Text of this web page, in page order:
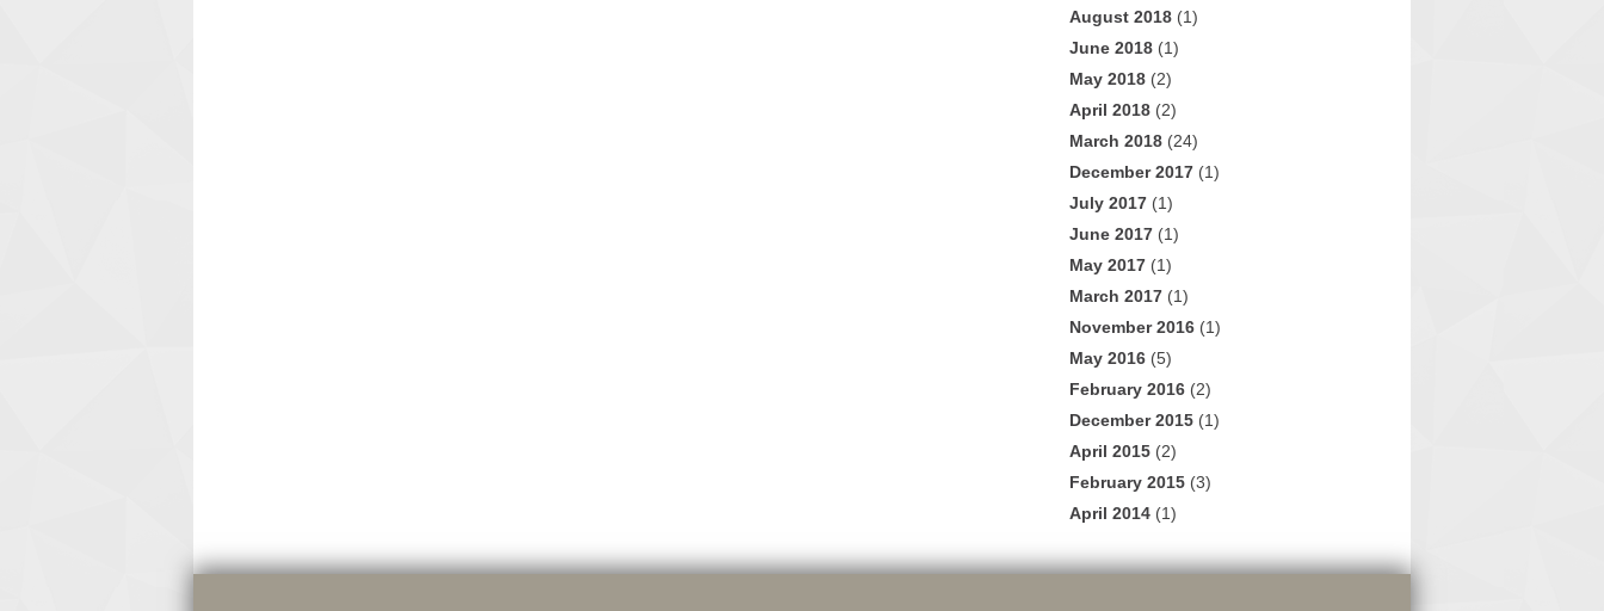
August 2018 (1)
June 2018 (1)
May 2018 (2)
April 2018 (2)
March 2018 (24)
December 2017 (1)
July 2017 (1)
June 2017 (1)
May 2017 (1)
March 2017 (1)
November 2016 (1)
May 2016 (5)
February 2016 (2)
December 2015 (1)
April 2015 (2)
February 2015 (3)
April 2014 (1)